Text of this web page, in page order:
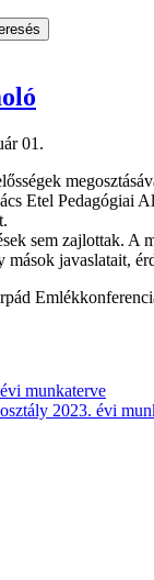
01.
Etel Pedagógiai
sem zajlottak.
javaslatait,
munkaterve
2023. évi